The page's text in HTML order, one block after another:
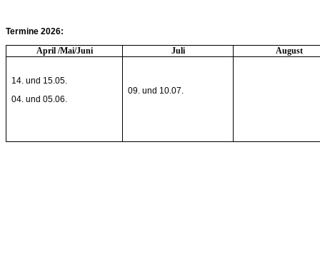
Termine 2026:
April /Mai/Juni
Juli August
14. und 15.05.
04. und 05.06.
09. und 10.07.